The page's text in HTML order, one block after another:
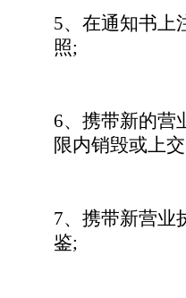
5、在通知书上
照;
6、携带新的营
限内销毁或上
7、携带新营业
鉴;